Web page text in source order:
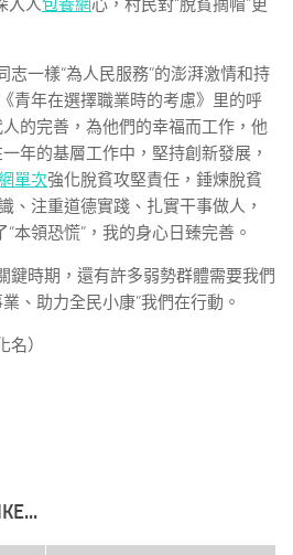
入人包養網心，村民對“脫貧摘帽”更
一樣“為人民服務”的澎湃激情和持
青年在選擇職業時的考慮》里的呼
的完善，為他們的幸福而工作，他
年的基層工作中，堅持創新發展，
單次強化脫貧攻堅責任，錘煉脫貧
、注重道德實踐、扎實干事做人，
本領恐慌”，我的身心日臻完善。
鍵時期，還有許多弱勢群體需要我們
、助力全民小康”我們在行動。
）